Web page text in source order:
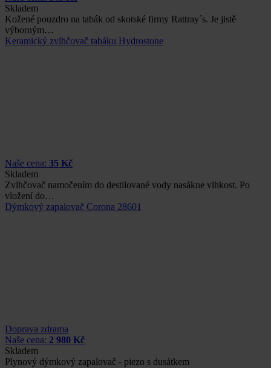
Skladem
Kožené pouzdro na tabák od skotské firmy Rattray´s. Je jistě
výborným…
Keramický zvlhčovač tabáku Hydrostone
Naše cena: 35 Kč
Skladem
Zvlhčovač namočením do destilované vody nasákne vlhkost. Po
vložení do…
Dýmkový zapalovač Corona 28601
Doprava zdrama
Naše cena: 2 980 Kč
Skladem
Plynový dýmkový zapalovač - piezo s dusátkem